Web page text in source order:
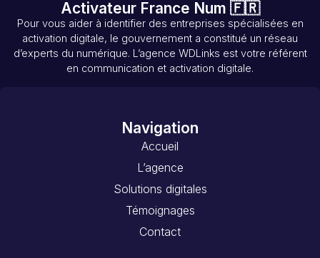
Activateur France Num 🇫🇷
Pour vous aider à identifier des entreprises spécialisées en
activation digitale, le gouvernement a constitué un réseau
d’experts du numérique. L’agence WDLinks est votre référent
en communication et activation digitale.
Navigation
Accueil
L’agence
Solutions digitales
Témoignages
Contact